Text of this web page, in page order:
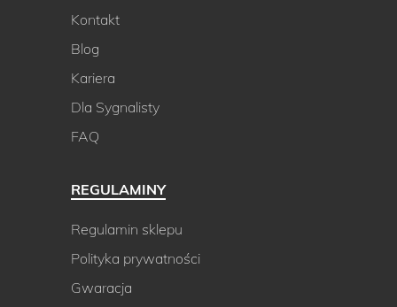
Kontakt
Blog
Kariera
Dla Sygnalisty
FAQ
REGULAMINY
Regulamin sklepu
Polityka prywatności
Gwaracja